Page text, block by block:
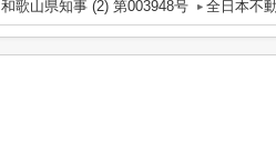
和歌山県知事 (2) 第003948号
全日本不